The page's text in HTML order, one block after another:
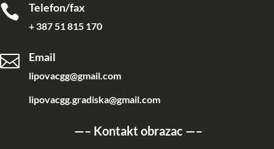
 Telefon/fax
+ 387 51 815 170
 Email
lipovacgg@gmail.com
lipovacgg.gradiska@gmail.com
—– Kontakt obrazac —–